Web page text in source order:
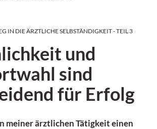
IN DIE ÄRZTLICHE SELBSTÄNDIGKEIT - TEIL 3
und
sind
für Erfolg
meiner ärztlichen Tätigkeit einen